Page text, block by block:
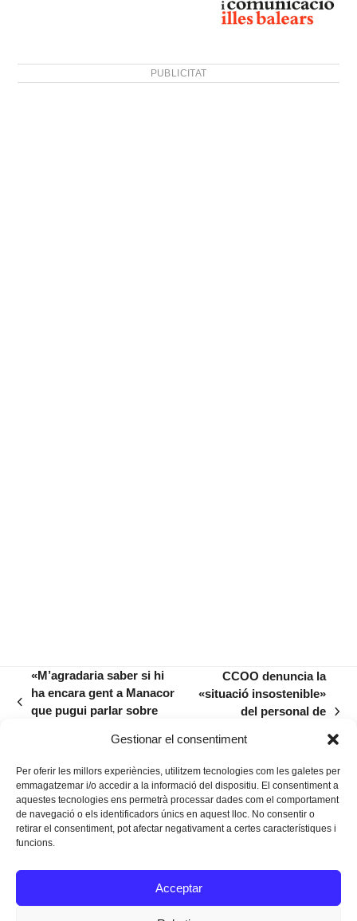
Gestionar el consentiment
Per oferir les millors experiències, utilitzem tecnologies com les galetes per
emmagatzemar i/o accedir a la informació del dispositiu. El consentiment a
aquestes tecnologies ens permetrà processar dades com el comportament
de navegació o els identificadors únics en aquest lloc. No consentir o
retirar el consentiment, pot afectar negativament a certes característiques i
funcions.
Acceptar
PUBLICITAT
previous
«M’agradaria saber si hi
ha encara gent a Manacor
que pugui parlar sobre
post:
CCOO denuncia la
«situació insostenible»
del personal de
Instagram
Facebook
Twitter
Texts Legals